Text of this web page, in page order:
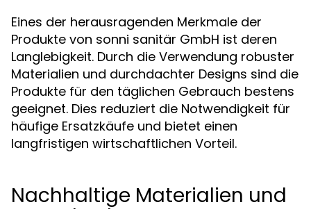
Eines der herausragenden Merkmale der
Produkte von sonni sanitär GmbH ist deren
Langlebigkeit. Durch die Verwendung robuster
Materialien und durchdachter Designs sind die
Produkte für den täglichen Gebrauch bestens
geeignet. Dies reduziert die Notwendigkeit für
häufige Ersatzkäufe und bietet einen
langfristigen wirtschaftlichen Vorteil.
Nachhaltige Materialien und